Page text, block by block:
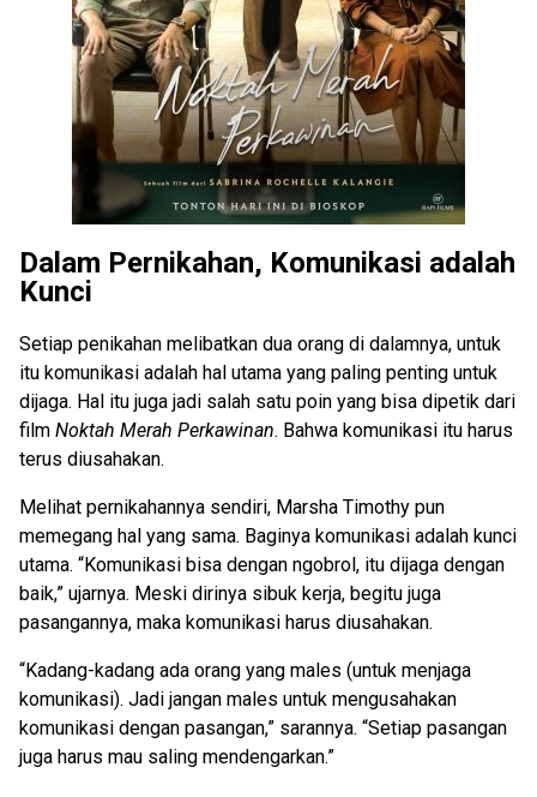
Dalam Pernikahan, Komunikasi adalah
Kunci
Setiap penikahan melibatkan dua orang di dalamnya, untuk
itu komunikasi adalah hal utama yang paling penting untuk
dijaga. Hal itu juga jadi salah satu poin yang bisa dipetik dari
film Noktah Merah Perkawinan. Bahwa komunikasi itu harus
terus diusahakan.
Melihat pernikahannya sendiri, Marsha Timothy pun
memegang hal yang sama. Baginya komunikasi adalah kunci
utama. “Komunikasi bisa dengan ngobrol, itu dijaga dengan
baik,” ujarnya. Meski dirinya sibuk kerja, begitu juga
pasangannya, maka komunikasi harus diusahakan.
“Kadang-kadang ada orang yang males (untuk menjaga
komunikasi). Jadi jangan males untuk mengusahakan
komunikasi dengan pasangan,” sarannya. “Setiap pasangan
juga harus mau saling mendengarkan.”